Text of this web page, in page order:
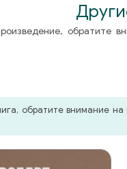
обратите
обратите внимание